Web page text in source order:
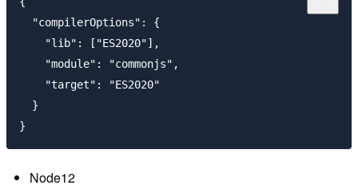
  "compilerOptions": {
    "lib": ["ES2020"],
    "module": "commonjs",
    "target": "ES2020"
  }
Node12